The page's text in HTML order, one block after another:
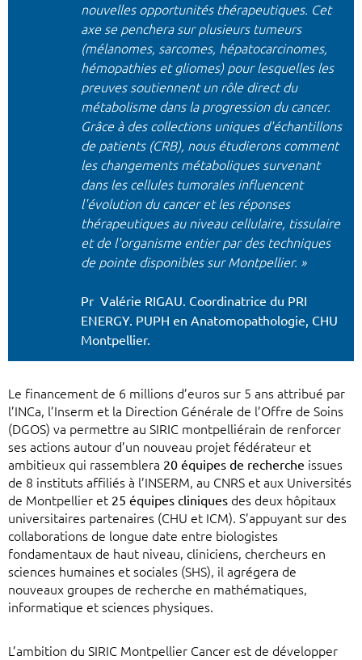
nouvelles opportunités thérapeutiques. Cet
axe se penchera sur plusieurs tumeurs
(mélanomes, sarcomes, hépatocarcinomes,
hémopathies et gliomes) pour lesquelles les
preuves soutiennent un rôle direct du
métabolisme dans la progression du cancer.
Grâce à des collections uniques d'échantillons
de patients (CRB), nous étudierons comment
les changements métaboliques survenant
dans les cellules tumorales influencent
l'évolution du cancer et les réponses
thérapeutiques au niveau cellulaire, tissulaire
et de l'organisme entier par des techniques
de pointe disponibles sur Montpellier. »
Pr Valérie RIGAU. Coordinatrice du PRI
ENERGY. PUPH en Anatomopathologie, CHU
Montpellier.
Le financement de 6 millions d’euros sur 5 ans attribué par
l’INCa, l’Inserm et la Direction Générale de l’Offre de Soins
(DGOS) va permettre au SIRIC montpelliérain de renforcer
ses actions autour d’un nouveau projet fédérateur et
ambitieux qui rassemblera 20 équipes de recherche issues
de 8 instituts affiliés à l’INSERM, au CNRS et aux Universités
de Montpellier et 25 équipes cliniques des deux hôpitaux
universitaires partenaires (CHU et ICM). S’appuyant sur des
collaborations de longue date entre biologistes
fondamentaux de haut niveau, cliniciens, chercheurs en
sciences humaines et sociales (SHS), il agrégera de
nouveaux groupes de recherche en mathématiques,
informatique et sciences physiques.
L’ambition du SIRIC Montpellier Cancer est de développer